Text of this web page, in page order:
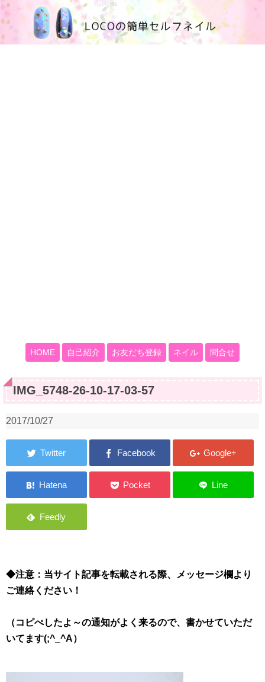
100均大好きママブログ
HOME 自己紹介 お友だち登録 ネイル 問合せ
IMG_5748-26-10-17-03-57
2017/10/27
◆注意：当サイト記事を転載される際、メッセージ欄より
ご連絡ください！
（コピぺしたよ～の通知がよく来るので、書かせていただ
いてます(;^_^A）